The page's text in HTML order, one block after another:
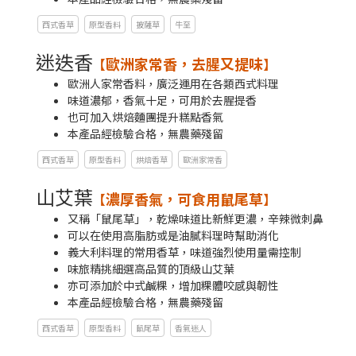
西式香草 原型香料 披薩草 牛至
迷迭香 【歐洲家常香，去腥又提味】
歐洲人家常香料，廣泛運用在各類西式料理
味道濃郁，香氣十足，可用於去腥提香​
也可加入烘焙麵團提升糕點香氣
本產品經檢驗合格，無農藥殘留
西式香草 原型香料 烘焙香草 歐洲家常香
山艾葉 【濃厚香氣，可食用鼠尾草】
又稱「鼠尾草」，乾燥味道比新鮮更濃，辛辣微刺鼻​
可以在使用高脂肪或是油膩料理時幫助消化​
義大利料理的常用香草，味道強烈使用量需控制
味旅精挑細選高品質的頂級山艾葉
亦可添加於中式鹹粿，增加粿體咬感與韌性​
本產品經檢驗合格，無農藥殘留
西式香草 原型香料 鼠尾草 香氣迷人